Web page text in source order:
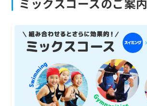
original
We
ask
that
you
fully